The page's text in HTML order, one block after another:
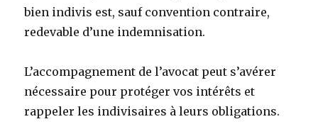
bien indivis est, sauf convention contraire,
redevable d’une indemnisation.
L’accompagnement de l’avocat peut s’avérer
nécessaire pour protéger vos intérêts et
rappeler les indivisaires à leurs obligations.